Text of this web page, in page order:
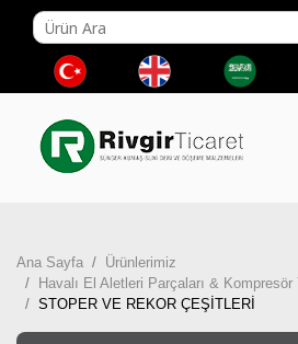
Ana Sayfa
Ürünlerimiz
Havalı El Aletleri Parçaları & Kompresör
STOPER VE REKOR ÇEŞİTLERİ